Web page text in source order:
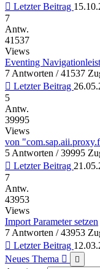
Letzter Beitrag
7
Antw.
41537
Views
Eventing
7 Antworten / 41537
Letzter Beitrag
5
Antw.
39995
Views
von
5 Antworten / 39995
Letzter Beitrag
7
Antw.
43953
Views
Import Parameter setzen
7 Antworten / 43953
Letzter Beitrag
Neues Thema